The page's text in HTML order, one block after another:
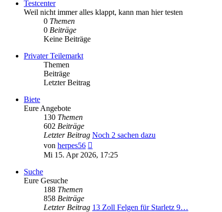
Testcenter
Weil nicht immer alles klappt, kann man hier testen
0 Themen
0 Beiträge
Keine Beiträge
Privater Teilemarkt
Themen
Beiträge
Letzter Beitrag
Biete
Eure Angebote
130 Themen
602 Beiträge
Letzter Beitrag Noch 2 sachen dazu
von herpes56
Beitrag
Mi 15. Apr 2026, 17:25
Suche
Eure Gesuche
188 Themen
858 Beiträge
Letzter Beitrag 13 Zoll Felgen für Starletz 9…